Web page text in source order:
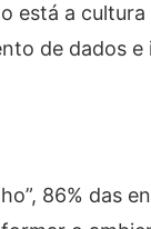
está a cultura
de dados
86% das